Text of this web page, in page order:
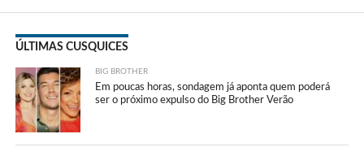
ÚLTIMAS CUSQUICES
BIG BROTHER
Em poucas horas, sondagem já aponta quem poderá
ser o próximo expulso do Big Brother Verão